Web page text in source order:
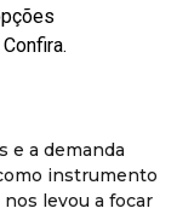
e a demanda
instrumento
levou a focar